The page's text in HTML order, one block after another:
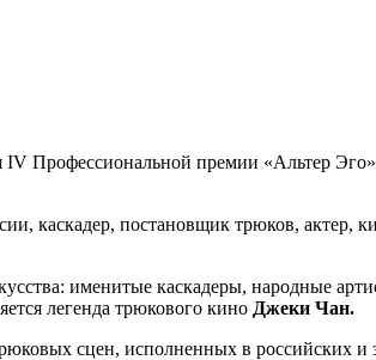
Профессиональной премии «Альтер
каскадер, постановщик трюков, актер,
именитые каскадеры, народные
легенда трюкового кино Джеки Чан.
сцен, исполненных в российских и